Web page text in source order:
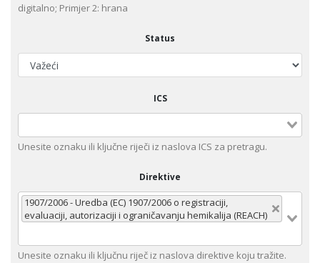
digitalno; Primjer 2: hrana
Status
ICS
Unesite оznaku ili ključne riječi iz naslova ICS za pretragu.
Direktive
1907/2006 - Uredba (EC) 1907/2006 o registraciji,
evaluaciji, autorizaciji i ograničavanju hemikalija (REACH)
Unеsitе oznaku ili klјučnu rijеč iz nаslоvа dirеktivе kојu trаžitе.